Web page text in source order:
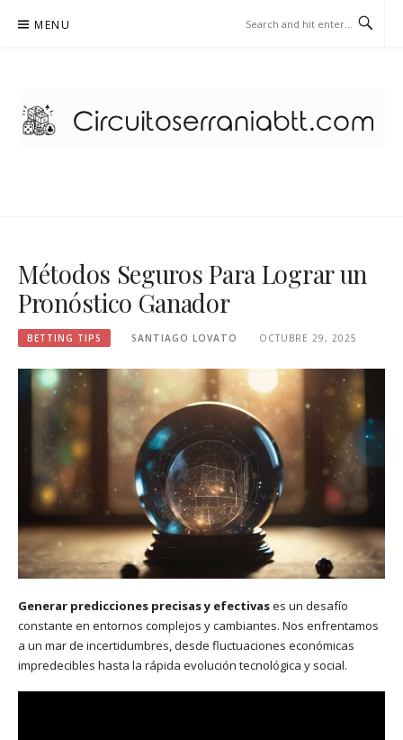
MENU
Métodos Seguros Para Lograr un
Pronóstico Ganador
BETTING TIPS SANTIAGO LOVATO OCTUBRE 29, 2025
Generar predicciones precisas y efectivases un desafío
constante en entornos complejos y cambiantes. Nos enfrentamos
a un mar de incertidumbres, desde fluctuaciones económicas
impredecibles hasta la rápida evolución tecnológica y social.